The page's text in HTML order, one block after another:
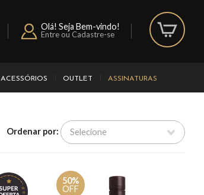
Olá! Seja Bem-vindo!
Entre ou Cadastre-se
ACESSÓRIOS OUTLET ASSINATURAS
Ordenar por:
50%
OFF